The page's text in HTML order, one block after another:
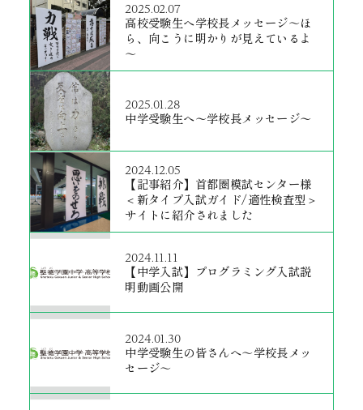
2025.02.07
高校受験生へ学校長メッセージ～ほ
ら、向こうに明かりが見えているよ
～
2025.01.28
中学受験生へ〜学校長メッセージ〜
2024.12.05
【記事紹介】首都圏模試センター様
＜新タイプ入試ガイド/適性検査型＞
サイトに紹介されました
2024.11.11
【中学入試】プログラミング入試説
明動画公開
2024.01.30
中学受験生の皆さんへ～学校長メッ
セージ～